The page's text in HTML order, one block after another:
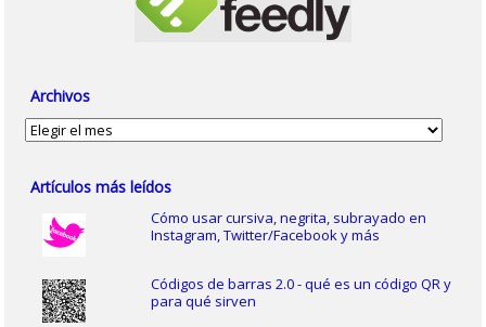
Archivos
Archivos
Artículos más leídos
Cómo usar cursiva, negrita, subrayado en
Instagram, Twitter/Facebook y más
Códigos de barras 2.0 - qué es un código QR y
para qué sirven